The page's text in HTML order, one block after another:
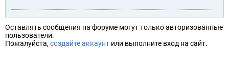
Оставлять сообщения на форуме могут только авторизованные
пользователи.
Пожалуйста, создайте аккаунт или выполните вход на сайт.